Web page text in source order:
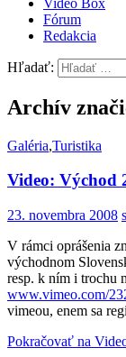
Fórum
Redakcia
Hľadať:
Archív
Galéria,Turistika
Video: Východ
23. novembra 2008
V rámci oprášenia
východnom
resp. k ním i trochu
www.vimeo.com/
vimeou, enem sa
Pokračovať na